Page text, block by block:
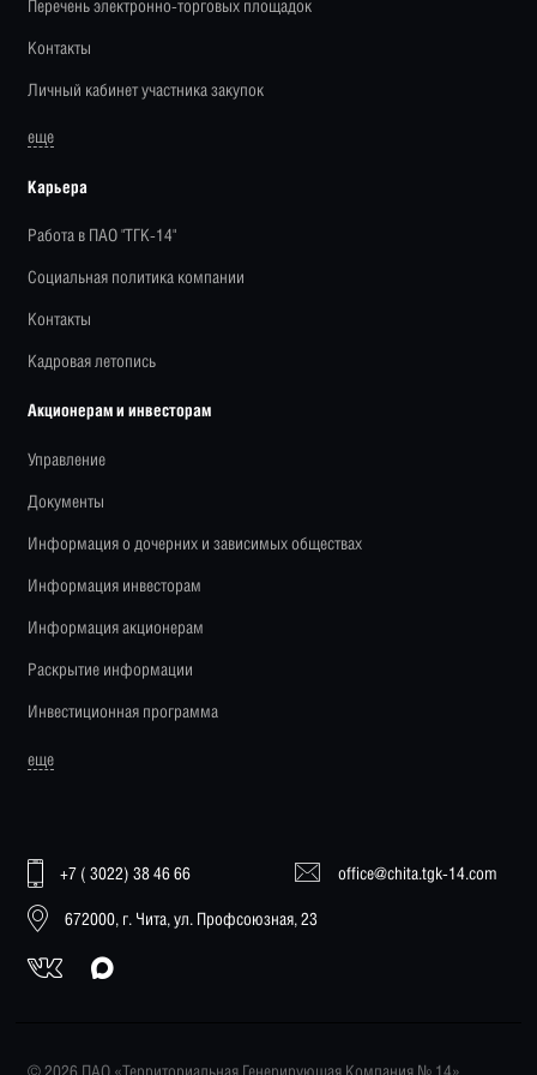
Перечень электронно-торговых площадок
Контакты
Личный кабинет участника закупок
еще
Карьера
Работа в ПАО "ТГК-14"
Социальная политика компании
Контакты
Кадровая летопись
Акционерам и инвесторам
Управление
Документы
Информация о дочерних и зависимых обществах
Информация инвесторам
Информация акционерам
Раскрытие информации
Инвестиционная программа
еще
+7 ( 3022) 38 46 66 office@chita.tgk-14.com
672000, г. Чита, ул. Профсоюзная, 23
© 2026 ПАО «Территориальная Генерирующая Компания № 14»